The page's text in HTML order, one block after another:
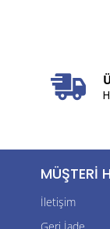
MÜŞTERI
İletişim